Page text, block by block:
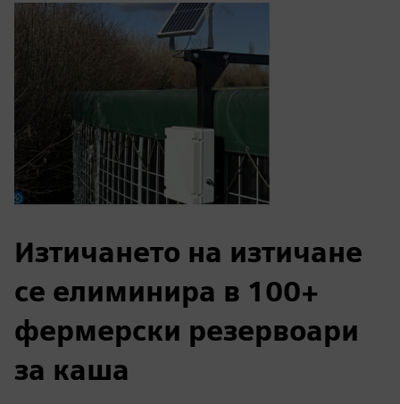
Изтичането на изтичане
се елиминира в 100+
фермерски резервоари
за каша